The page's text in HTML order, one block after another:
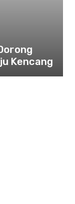
Kencang